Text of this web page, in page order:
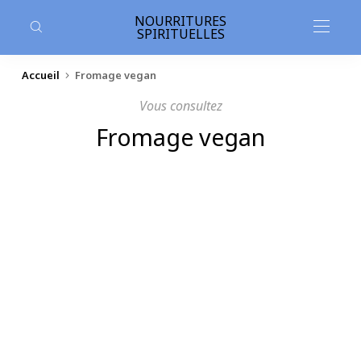
principal
NOURRITURES
SPIRITUELLES
Accueil Fromage vegan
Vous consultez
Fromage vegan